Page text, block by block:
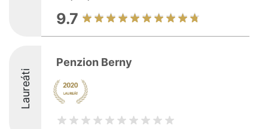
9.7
Laureáti
Penzion Berny